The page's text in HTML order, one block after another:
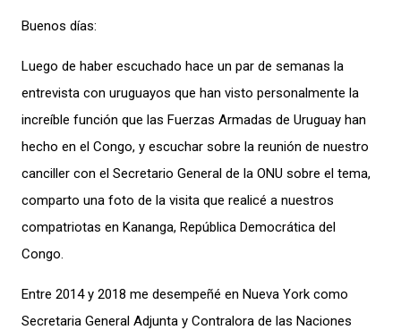
Buenos días:
Luego de haber escuchado hace un par de semanas la
entrevista con uruguayos que han visto personalmente la
increíble función que las Fuerzas Armadas de Uruguay han
hecho en el Congo, y escuchar sobre la reunión de nuestro
canciller con el Secretario General de la ONU sobre el tema,
comparto una foto de la visita que realicé a nuestros
compatriotas en Kananga, República Democrática del
Congo.
Entre 2014 y 2018 me desempeñé en Nueva York como
Secretaria General Adjunta y Contralora de las Naciones